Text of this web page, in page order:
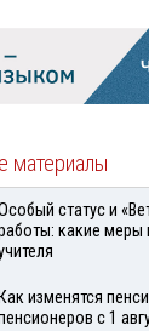
материалы
статус и
какие меры
Как изменятся
с 1